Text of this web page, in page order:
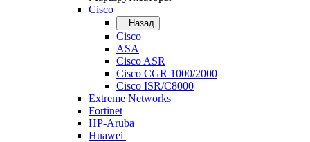
Cisco
Назад
Cisco
ASA
Cisco ASR
Cisco CGR 1000/2000
Cisco ISR/С8000
Extreme Networks
Fortinet
HP-Aruba
Huawei